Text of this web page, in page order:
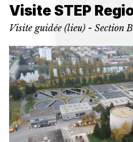
Visite STEP
Visite guidée (lieu) - Section